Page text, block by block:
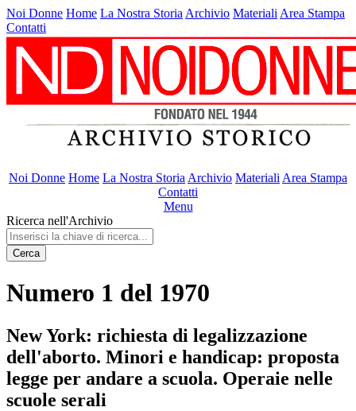
Noi Donne Home La Nostra Storia Archivio Materiali Area Stampa
Contatti
Noi Donne Home La Nostra Storia Archivio Materiali Area Stampa
Contatti
Menu
Ricerca nell'Archivio
Cerca
Numero 1 del 1970
New York: richiesta di legalizzazione
dell'aborto. Minori e handicap: proposta
legge per andare a scuola. Operaie nelle
scuole serali